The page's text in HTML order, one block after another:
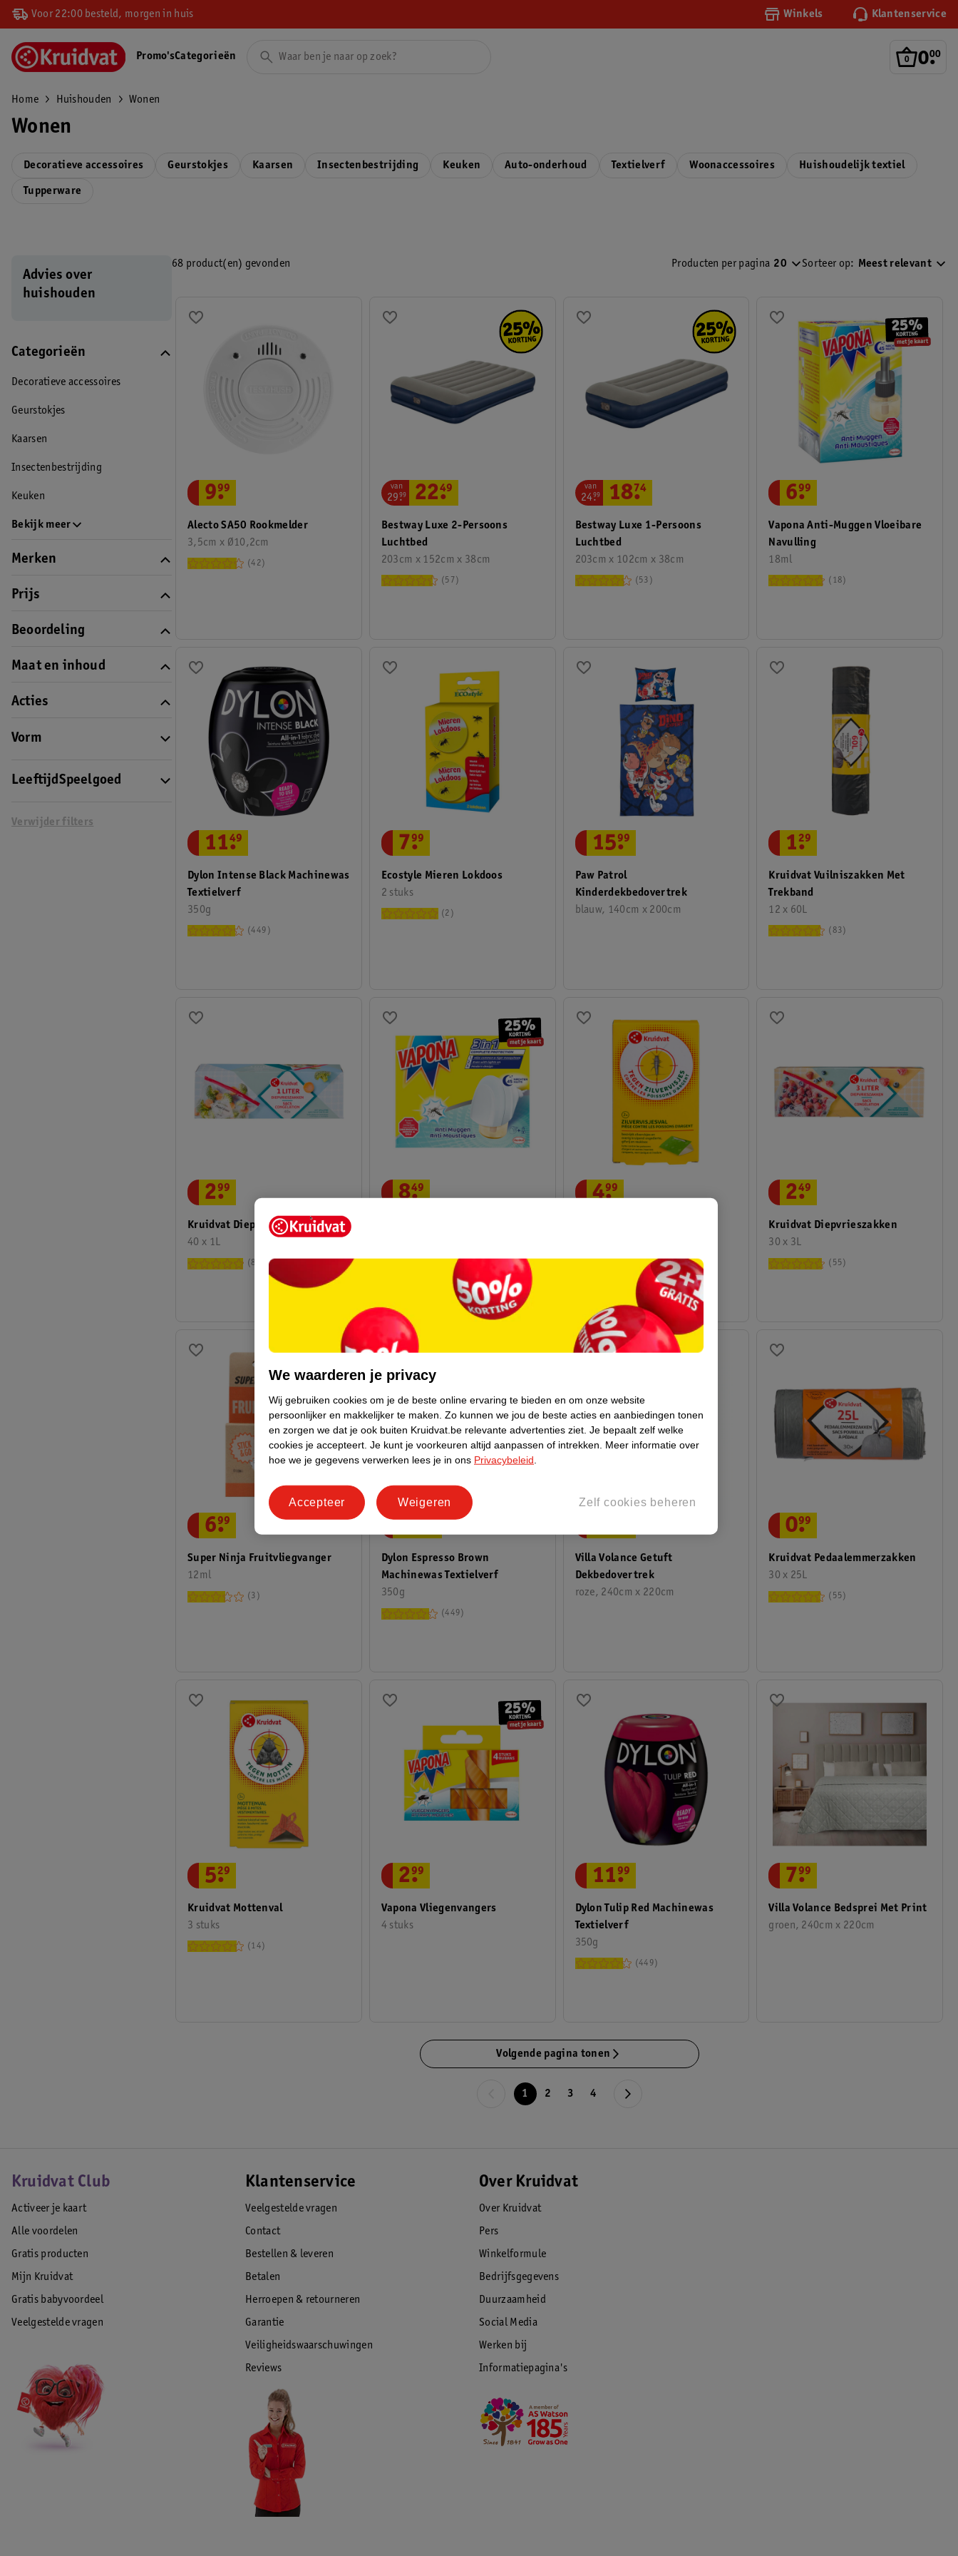
Voor 22:00 besteld, morgen in huis Winkels Klantenservice
0.
00
Promo'sCategorieën
Home Huishouden Wonen
Wonen
Decoratieve accessoires Geurstokjes Kaarsen Insectenbestrijding Keuken Auto-onderhoud Textielverf Woonaccessoires Huishoudelijk textiel
Tupperware
Advies over
huishouden
Categorieën
Decoratieve accessoires
Geurstokjes
Kaarsen
Insectenbestrijding
Keuken
Bekijk meer
Merken
Prijs
Beoordeling
Maat en inhoud
Acties
Vorm
LeeftijdSpeelgoed
Verwijder filters
68 product(en) gevonden Producten per pagina 20 Sorteer op: Meest relevant
Alecto SA50 Rookmelder
3,5cm x Ø10,2cm
9.
99
42
Bestway Luxe 2-Persoons
Luchtbed
203cm x 152cm x 38cm
van
29.
99 22.
49
57
Bestway Luxe 1-Persoons
Luchtbed
203cm x 102cm x 38cm
van
24.
99 18.
74
53
Vapona Anti-Muggen Vloeibare
Navulling
18ml
6.
99
18
Dylon Intense Black Machinewas
Textielverf
350g
11.
49
449
Ecostyle Mieren Lokdoos
2 stuks
7.
99
2
Paw Patrol
Kinderdekbedovertrek
blauw, 140cm x 200cm
15.
99
Kruidvat Vuilniszakken Met
Trekband
12 x 60L
1.
29
83
Kruidvat Diepvrieszakken
40 x 1L
2.
99
80
40ml
8.
49 4.
99
22
Kruidvat Diepvrieszakken
30 x 3L
2.
49
55
Super Ninja Fruitvliegvanger
12ml
6.
99
3
Dylon Espresso Brown
Machinewas Textielverf
350g
11.
99
449
Villa Volance Getuft
Dekbedovertrek
roze, 240cm x 220cm
Kruidvat Pedaalemmerzakken
30 x 25L
0.
99
55
Kruidvat Mottenval
3 stuks
5.
29
14
Vapona Vliegenvangers
4 stuks
2.
99
Dylon Tulip Red Machinewas
Textielverf
350g
11.
99
449
Villa Volance Bedsprei Met Print
groen, 240cm x 220cm
7.
99
Volgende pagina tonen
1 2 3 4
Kruidvat Club
Activeer je kaart
Alle voordelen
Gratis producten
Mijn Kruidvat
Gratis babyvoordeel
Veelgestelde vragen
Klantenservice
Veelgestelde vragen
Contact
Bestellen & leveren
Betalen
Herroepen & retourneren
Garantie
Veiligheidswaarschuwingen
Reviews
Over Kruidvat
Over Kruidvat
Pers
Winkelformule
Bedrijfsgegevens
Duurzaamheid
Social Media
Werken bij
Informatiepagina's
We waarderen je privacy
Wij gebruiken cookies om je de beste online ervaring te bieden en om onze website
persoonlijker en makkelijker te maken. Zo kunnen we jou de beste acties en aanbiedingen tonen
en zorgen we dat je ook buiten Kruidvat.be relevante advertenties ziet. Je bepaalt zelf welke
cookies je accepteert. Je kunt je voorkeuren altijd aanpassen of intrekken.
Meer informatie over
hoe we je gegevens verwerken lees je in ons Privacybeleid
Zelf cookies beheren
Weigeren
Accepteer